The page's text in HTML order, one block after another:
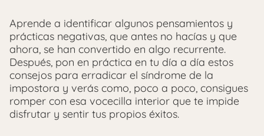
Aprende a identificar algunos pensamientos y
prácticas negativas, que antes no hacías y que
ahora, se han convertido en algo recurrente.
Después, pon en práctica en tu día a día estos
consejos para erradicar el síndrome de la
impostora y verás como, poco a poco, consigues
romper con esa vocecilla interior que te impide
disfrutar y sentir tus propios éxitos.